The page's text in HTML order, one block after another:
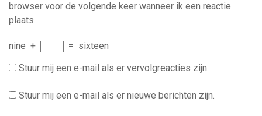
browser voor de volgende keer wanneer ik een reactie
plaats.
nine + = sixteen
Stuur mij een e-mail als er vervolgreacties zijn.
Stuur mij een e-mail als er nieuwe berichten zijn.